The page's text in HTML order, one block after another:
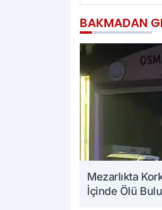
BAKMADAN
Mezarlıkta
İçinde Ölü